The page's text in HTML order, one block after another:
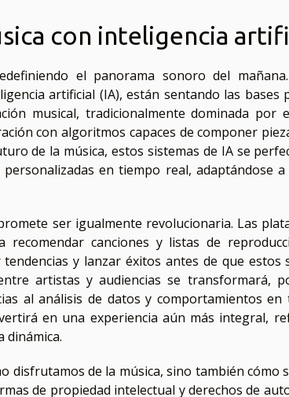
con inteligencia
el panorama sonoro del
artificial (IA), están sentando las
musical, tradicionalmente dominada por
con algoritmos capaces de componer
de la música, estos sistemas de IA se
en tiempo real, adaptándose
ser igualmente revolucionaria. Las
recomendar canciones y listas de
y lanzar éxitos antes de que estos
artistas y audiencias se transformará,
al análisis de datos y comportamientos en
en una experiencia aún más integral,
dinámica.
disfrutamos de la música, sino también cómo
de propiedad intelectual y derechos de